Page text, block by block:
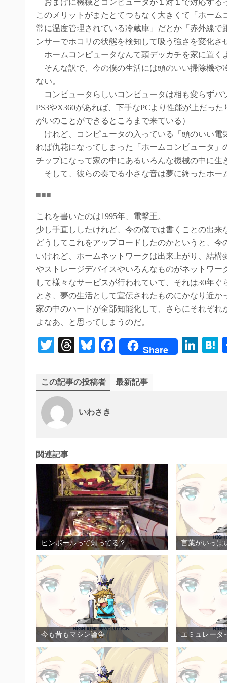
おまけに機械とコンピュータが１対１で対応する
このメリットがまたとてつもなく大きくて「ホー
常に温度管理されている冷蔵庫」だとか「赤外線
ンサーでホコリの状態を検知して吸う強さを変化
ホームコンピュータなんて頭デッカチを家に置く
そんな訳で、今の僕の生活には頭のいい掃除機や
ない。
コンピュータらしいコンピュータは相も変らずパ
PS3やX360があれば、下手なPCより性能が上だっ
がいのことができるところまで来ている ）
けれど、コンピュータの入っている「頭のいい電
れば仇花になってしまった「ホームコンピュータ
チップになって家の中にあるいろんな機械の中に生
そして、彼らの奏でる小さな音は夢に終ったホー
■■■
これを書いたのは1995年、電撃王。
少し手直ししたけれど、今の僕では書くことの出
どうしてこれをアップロードしたのかというと、
いけれど、ホームネットワークは出来上がり、結
やストレージデバイスやいろんなものがネットワ
して様々なサービスが行われていて、それは30年
とき、夢の生活として宣伝されたものにかなり近か
家の中のハードが全部知能化して、さらにそれぞ
よなあ、と思ってしまうのだ。
T
tte
r
T
ea
ds
Bl
sk
y
Fa
bo
Share
Li
この記事の投稿者 最新記事
いわさき
関連記事
ピンボールって知ってる？ 言葉がいっぱ
今も昔もマシン論争 エミュレータ